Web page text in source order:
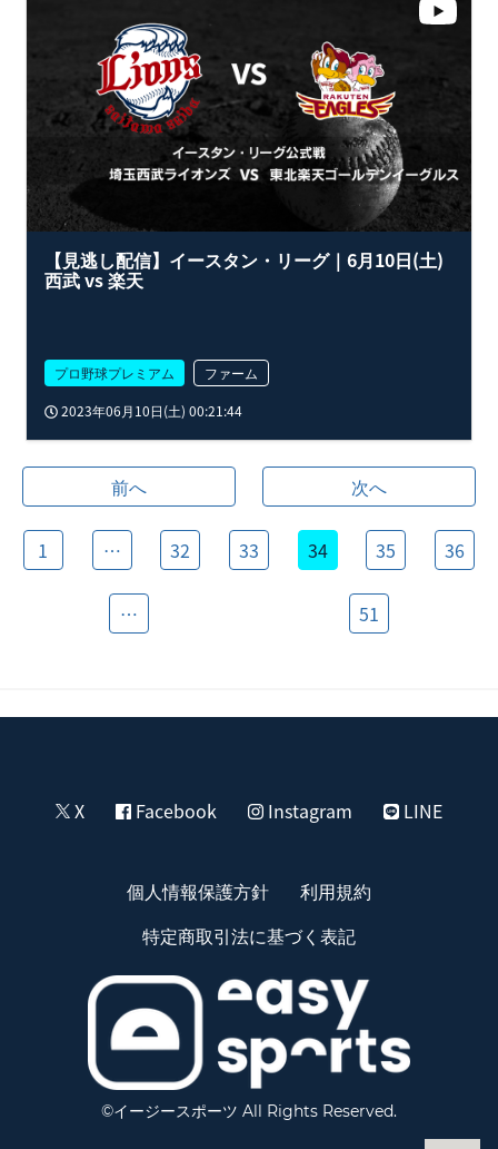
【見逃し配信】イースタン・リーグ｜6月10日(土)
西武 vs 楽天
プロ野球プレミアム
ファーム
2023年06月10日(土) 00:21:44
前へ 次へ
1 … 32 33 34 35 36
… 51
X Facebook Instagram LINE
個人情報保護方針
利用規約
特定商取引法に基づく表記
©イージースポーツ All Rights Reserved.